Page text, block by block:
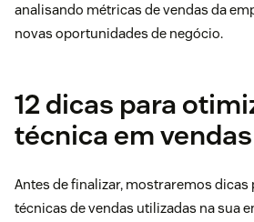
analisando métricas de vendas da
novas oportunidades de negócio.
12 dicas para
técnica em vendas
Antes de finalizar, mostraremos dicas
técnicas de vendas utilizadas na sua